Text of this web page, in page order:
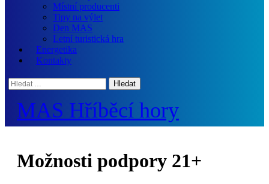
Místní producenti
Tipy na výlet
Den MAS
Letní turistická hra
Energetika
Kontakty
Hledat:
MAS Hříběcí hory
Možnosti podpory 21+